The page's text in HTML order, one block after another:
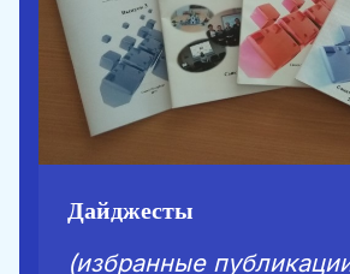
Дайджесты
(избранные